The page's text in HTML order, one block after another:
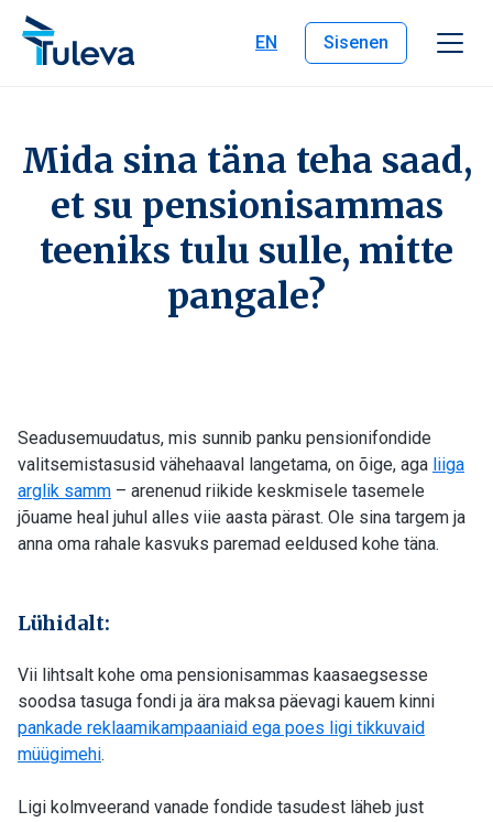
Liigu edasi sisu juurde
EN
Sisenen
Mida sina täna teha saad,
et su pensionisammas
teeniks tulu sulle, mitte
pangale?
Seadusemuudatus, mis sunnib panku pensionifondide
valitsemistasusid vähehaaval langetama, on õige, aga liiga
arglik samm – arenenud riikide keskmisele tasemele
jõuame heal juhul alles viie aasta pärast. Ole sina targem ja
anna oma rahale kasvuks paremad eeldused kohe täna.
Lühidalt:
Vii lihtsalt kohe oma pensionisammas kaasaegsesse
soodsa tasuga fondi ja ära maksa päevagi kauem kinni
pankade reklaamikampaaniaid ega poes ligi tikkuvaid
müügimehi.
Ligi kolmveerand vanade fondide tasudest läheb just